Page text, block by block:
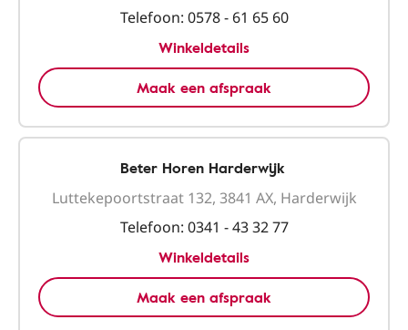
Telefoon: 0578 - 61 65 60
Winkeldetails
Maak een afspraak
Beter Horen Harderwijk
Luttekepoortstraat 132, 3841 AX, Harderwijk
Telefoon: 0341 - 43 32 77
Winkeldetails
Maak een afspraak